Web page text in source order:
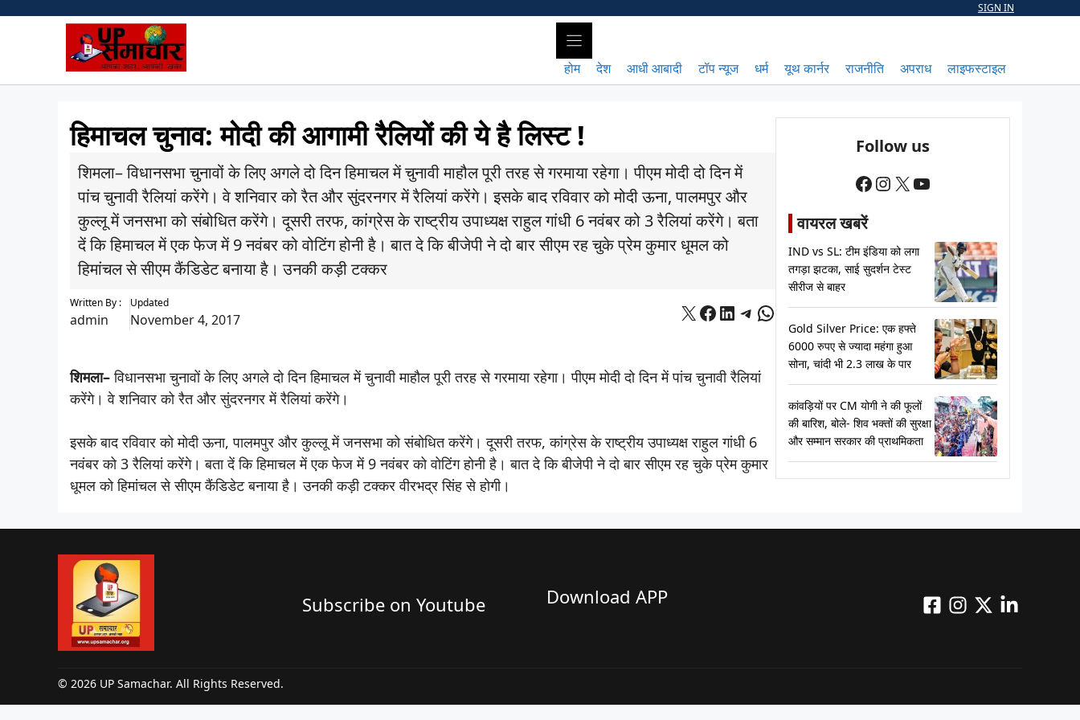
SIGN IN
होम देश आधी आबादी टॉप न्यूज धर्म यूथ कार्नर राजनीति अपराध लाइफस्टाइल
हिमाचल चुनाव: मोदी की आगामी रैलियों की ये है लिस्ट !
शिमला– विधानसभा चुनावों के लिए अगले दो दिन हिमाचल में चुनावी माहौल पूरी तरह से गरमाया रहेगा। पीएम मोदी दो दिन में
पांच चुनावी रैलियां करेंगे। वे शनिवार को रैत और सुंदरनगर में रैलियां करेंगे। इसके बाद रविवार को मोदी ऊना, पालमपुर और
कुल्लू में जनसभा को संबोधित करेंगे। दूसरी तरफ, कांग्रेस के राष्ट्रीय उपाध्यक्ष राहुल गांधी 6 नवंबर को 3 रैलियां करेंगे। बता
दें कि हिमाचल में एक फेज में 9 नवंबर को वोटिंग होनी है। बात दे कि बीजेपी ने दो बार सीएम रह चुके प्रेम कुमार धूमल को
हिमांचल से सीएम कैंडिडेट बनाया है। उनकी कड़ी टक्कर
Written By :
admin
Updated
November 4, 2017 X Facebook
LinkedIn
Telegram
WhatsApp
शिमला–विधानसभा चुनावों के लिए अगले दो दिन हिमाचल में चुनावी माहौल पूरी तरह से गरमाया रहेगा। पीएम मोदी दो दिन में पांच चुनावी रैलियां
करेंगे। वे शनिवार को रैत और सुंदरनगर में रैलियां करेंगे।
इसके बाद रविवार को मोदी ऊना, पालमपुर और कुल्लू में जनसभा को संबोधित करेंगे। दूसरी तरफ, कांग्रेस के राष्ट्रीय उपाध्यक्ष राहुल गांधी 6
नवंबर को 3 रैलियां करेंगे। बता दें कि हिमाचल में एक फेज में 9 नवंबर को वोटिंग होनी है। बात दे कि बीजेपी ने दो बार सीएम रह चुके प्रेम कुमार
धूमल को हिमांचल से सीएम कैंडिडेट बनाया है। उनकी कड़ी टक्कर वीरभद्र सिंह से होगी।
Follow us
Facebook
Instagram
X YouTube
वायरल खबरें
IND vs SL: टीम इंडिया को लगा
तगड़ा झटका, साई सुदर्शन टेस्ट
सीरीज से बाहर
Gold Silver Price: एक हफ्ते
6000 रुपए से ज्यादा महंगा हुआ
सोना, चांदी भी 2.3 लाख के पार
कांवड़ियों पर CM योगी ने की फूलों
की बारिश, बोले- शिव भक्तों की सुरक्षा
और सम्मान सरकार की प्राथमिकता
Subscribe on Youtube​ Download APP
© 2026 UP Samachar. All Rights Reserved.